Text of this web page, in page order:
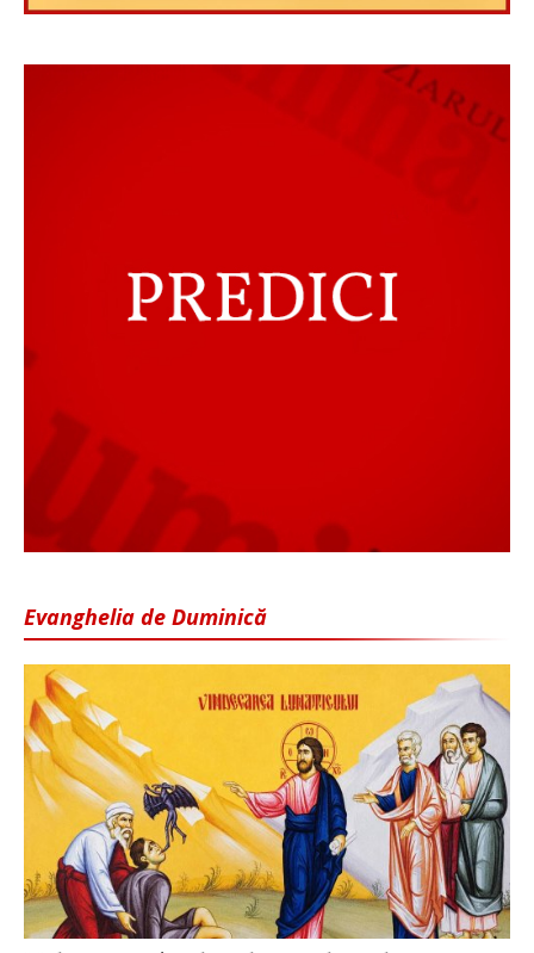
Evanghelia de Duminică